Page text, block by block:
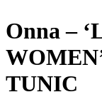
Onna –
TUNIC